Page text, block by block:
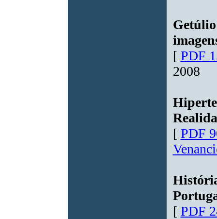
[ PDF
2008
[ PDF
[ PDF